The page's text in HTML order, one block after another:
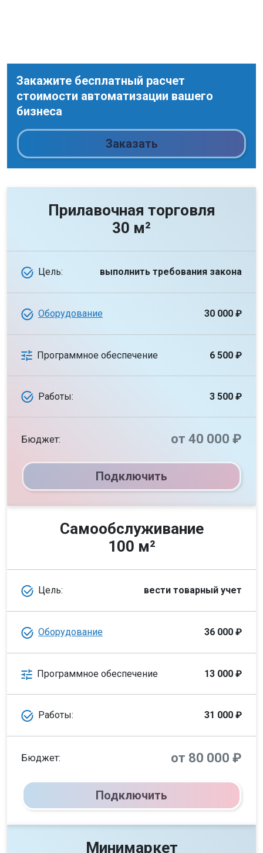
Закажите бесплатный расчет
стоимости автоматизации вашего
бизнеса
Заказать
Прилавочная торговля
30 м²
Цель: выполнить требования закона
Оборудование 30 000 ₽
Программное обеспечение 6 500 ₽
Работы: 3 500 ₽
Бюджет: от 40 000 ₽
Подключить
Самообслуживание
100 м²
Цель: вести товарный учет
Оборудование 36 000 ₽
Программное обеспечение 13 000 ₽
Работы: 31 000 ₽
Бюджет: от 80 000 ₽
Подключить
Минимаркет